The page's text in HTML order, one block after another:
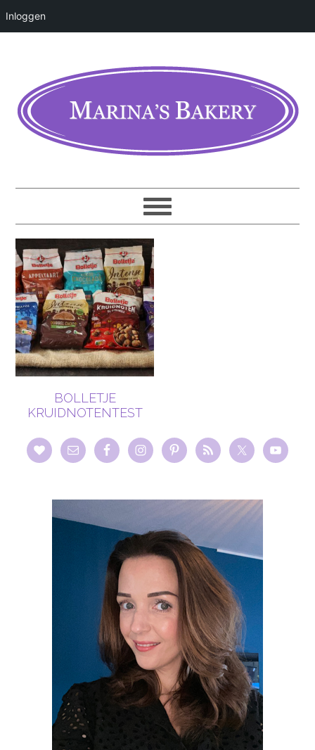
Inloggen
BOLLETJE
KRUIDNOTENTEST